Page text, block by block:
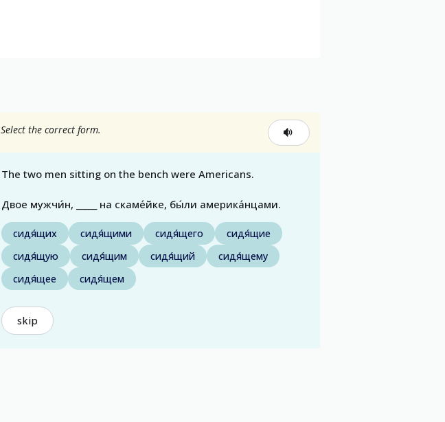
Select the correct form.
The two men sitting on the bench were Americans.
Двое мужчи́н, _____ на скаме́йке, бы́ли америка́нцами.
сидя́щих сидя́щими сидя́щего
сидя́щие
сидя́щую
сидя́щим сидя́щий
сидя́щему
сидя́щее
сидя́щем
skip